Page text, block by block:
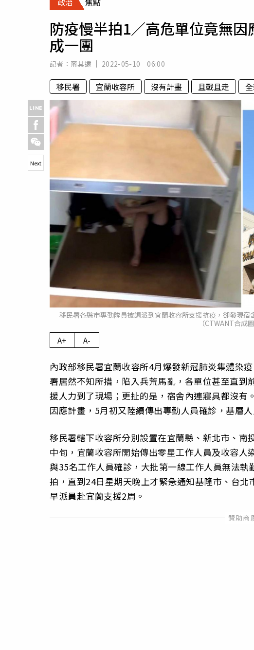
專欄
防疫慢半拍1／高危單位竟無
成一團
記者： 甯其遠 2022-05-10 06:00
移民署 宜蘭收容所 沒有計畫 且戰且走
移民署各縣市專勤隊員被調派到宜蘭收容所支援抗疫，卻發現
（CTWANT合成
Next
A+ A-
內政部移民署宜蘭收容所4月爆發新冠肺炎集體染
署居然不知所措，陷入兵荒馬亂，各單位甚至直
援人力到了現場；更扯的是，宿舍內連寢具都沒
因應計畫，5月初又陸續傳出專勤人員確診，基層
移民署轄下收容所分別設置在宜蘭縣、新北市、
中旬，宜蘭收容所開始傳出零星工作人員及收容
與35名工作人員確診，大批第一線工作人員無法
拍，直到24日星期天晚上才緊急通知基隆市、台
早派員赴宜蘭支援2周。